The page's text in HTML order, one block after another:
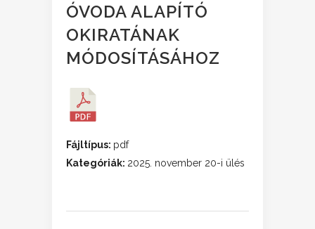
ÓVODA ALAPÍTÓ
OKIRATÁNAK
MÓDOSÍTÁSÁHOZ
Fájltípus: pdf
Kategóriák: 2025. november 20-i ülés